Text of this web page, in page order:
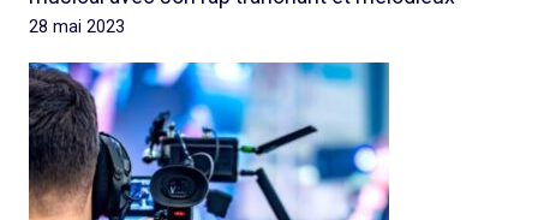
28 mai 2023